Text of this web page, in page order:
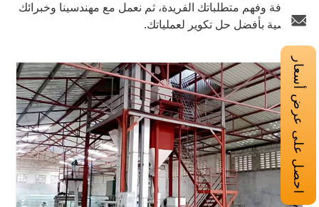
لمعرفة وفهم متطلباتك الفريدة، ثم نعمل مع مهندسينا وخبرائك
للتوصية بأفضل حل تكوير لعملياتك.
احصل على عرض أسعار